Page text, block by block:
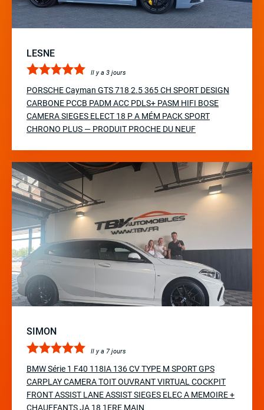
LESNE
Il y a 3 jours
PORSCHE Cayman GTS 718 2.5 365 CH SPORT DESIGN
CARBONE PCCB PADM ACC PDLS+ PASM HIFI BOSE
CAMERA SIEGES ELECT 18 P A MÉM PACK SPORT
CHRONO PLUS — PRODUIT PROCHE DU NEUF
SIMON
Il y a 7 jours
BMW Série 1 F40 118IA 136 CV TYPE M SPORT GPS
CARPLAY CAMERA TOIT OUVRANT VIRTUAL COCKPIT
FRONT ASSIST LANE ASSIST SIEGES ELEC A MEMOIRE +
CHAUFFANTS JA 18 1ERE MAIN